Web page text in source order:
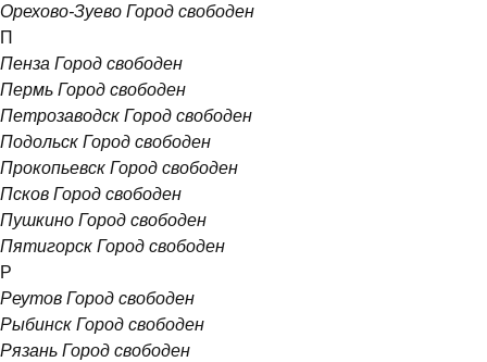
Орехово-Зуево Город свободен
П
Пенза Город свободен
Пермь Город свободен
Петрозаводск Город свободен
Подольск Город свободен
Прокопьевск Город свободен
Псков Город свободен
Пушкино Город свободен
Пятигорск Город свободен
Р
Реутов Город свободен
Рыбинск Город свободен
Рязань Город свободен